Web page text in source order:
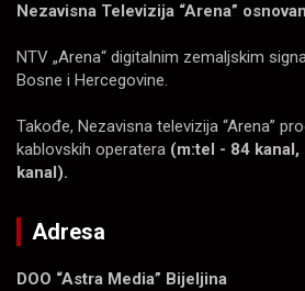
Nezavisna Televizija “Arena”
NTV „Arena“ digitalnim zemaljskim
Bosne i Hercegovine.
Takođe, Nezavisna televizija “Arena”
kablovskih operatera (m:tel - 84
kanal).
Adresa
DOO “Astra Media” Bijeljina